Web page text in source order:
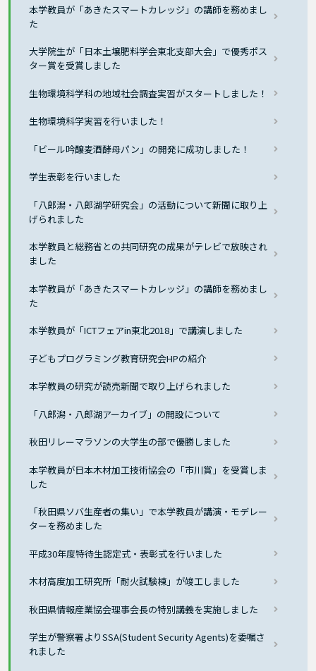
本学教員が「あきたスマートカレッジ」の講師を務めまし
た
大学院生が「日本土壌肥料学会東北支部大会」で優秀ポス
ター賞を受賞しました
生物環境科学科の地域社会調査実習がスタートしました！
生物環境科学実習を行いました！
「ビール吟醸麦酒酵母パン」の開発に成功しました！
学生表彰を行いました
「八郎潟・八郎湖学研究会」の活動について新聞に取り上
げられました
本学教員と総務省との共同研究の成果がテレビで放映され
ました
本学教員が「あきたスマートカレッジ」の講師を務めまし
た
本学教員が「ICTフェアin東北2018」で講演しました
子どもプログラミング教育研究会HPの紹介
本学教員の研究が読売新聞で取り上げられました
「八郎潟・八郎湖アーカイブ」の開設について
秋田リレーマラソンの大学生の部で優勝しました
本学教員が日本木材加工技術協会の「市川賞」を受賞しま
した
「秋田県ソバ生産者の集い」で本学教員が講演・モデレー
ターを務めました
平成30年度特待生認定式・表彰式を行いました
木材高度加工研究所「耐火試験棟」が竣工しました
秋田県情報産業協会理事会長の特別講義を実施しました
学生が警察署よりSSA(Student Security Agents)を委嘱さ
れました